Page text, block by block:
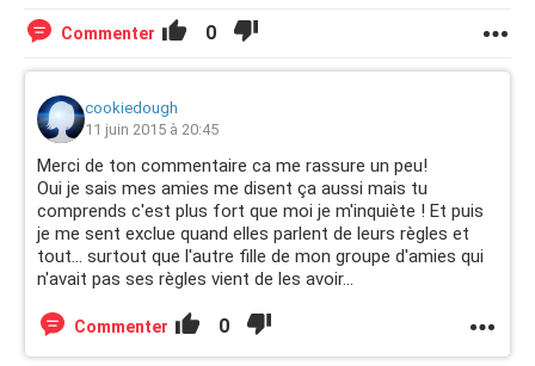
Commenter 0
cookiedough
11 juin 2015 à 20:45
Merci de ton commentaire ca me rassure un peu!
Oui je sais mes amies me disent ça aussi mais tu
comprends c'est plus fort que moi je m'inquiète ! Et puis
je me sent exclue quand elles parlent de leurs règles et
tout... surtout que l'autre fille de mon groupe d'amies qui
n'avait pas ses règles vient de les avoir...
Commenter 0